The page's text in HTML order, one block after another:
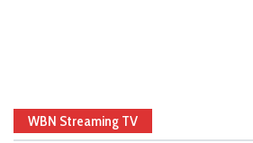
WBN Streaming TV